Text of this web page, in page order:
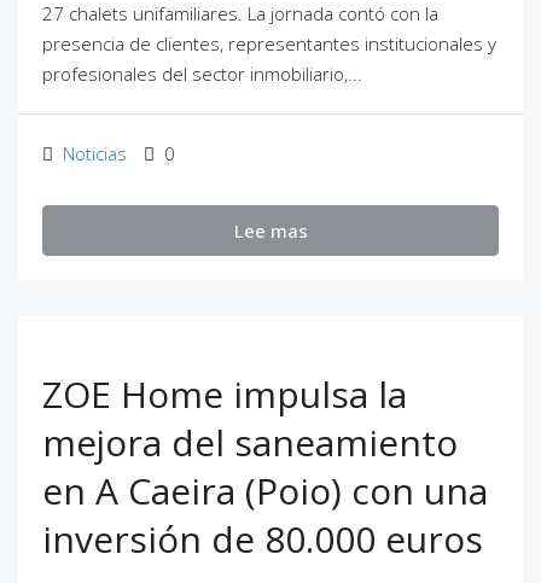
27 chalets unifamiliares. La jornada contó con la
presencia de clientes, representantes institucionales y
profesionales del sector inmobiliario,...
Noticias 0
Lee mas
ZOE Home impulsa la
mejora del saneamiento
en A Caeira (Poio) con una
inversión de 80.000 euros